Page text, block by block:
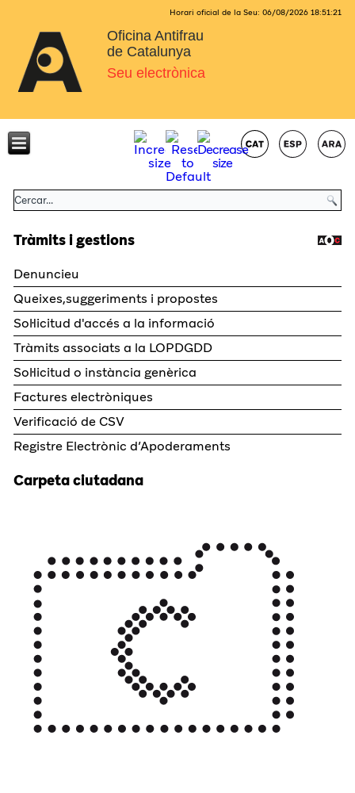
Horari oficial de la Seu: 06/08/2026 18:51:21
Oficina Antifrau
de Catalunya
Seu electrònica
Tràmits i gestions
Denuncieu
Queixes,suggeriments i propostes
Sol·licitud d'accés a la informació
Tràmits associats a la LOPDGDD
Sol·licitud o instància genèrica
Factures electròniques
Verificació de CSV
Registre Electrònic d’Apoderaments
Carpeta ciutadana